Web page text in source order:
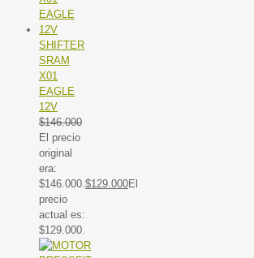
SHIFTER
SRAM
X01
EAGLE
12V
$146.000
El precio
original
era:
$146.000. $129.000El
precio
actual es:
$129.000.